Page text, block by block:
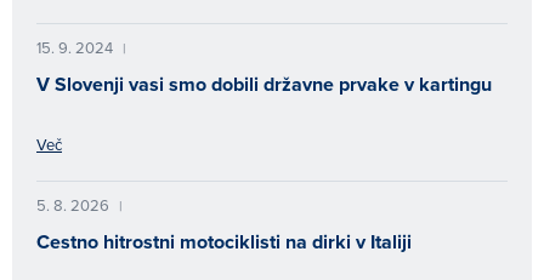
15. 9. 2024 |
V Slovenji vasi smo dobili državne prvake v kartingu
Več
5. 8. 2026 |
Cestno hitrostni motociklisti na dirki v Italiji